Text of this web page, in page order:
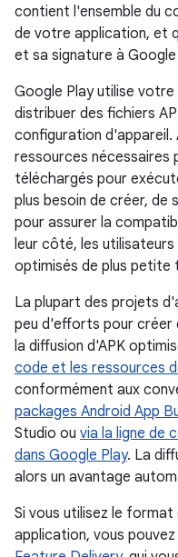
contient l'ensemble du
de votre application, et
et sa signature à Google
Google Play utilise
distribuer des fichiers
configuration d'appareil.
ressources nécessaires
téléchargés pour
plus besoin de créer, de
pour assurer la
leur côté, les
optimisés de plus petite
La plupart des projets
peu d'efforts pour créer
la diffusion d'APK
code et les ressources
conformément aux
packages Android App
Studio ou via la ligne de
dans Google Play. La
alors un avantage
Si vous utilisez le
application, vous